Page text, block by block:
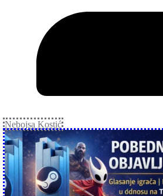
Nebojsa Kostić